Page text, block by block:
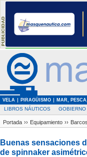
VELA PIRAGÜISMO MAR,
LIBROS NÁUTICOS GOBIERNO
Portada ›› Equipamiento ››
Buenas sensaciones
de spinnaker